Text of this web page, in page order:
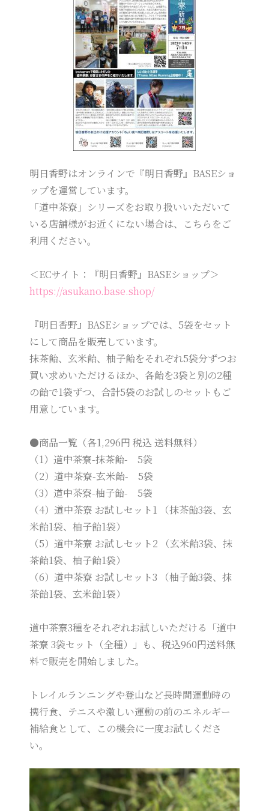
明日香野はオンラインで『明日香野』BASEショ
ップを運営しています。
「道中茶寮」シリーズをお取り扱いいただいて
いる店舗様がお近くにない場合は、こちらをご
利用ください。
＜ECサイト：『明日香野』BASEショップ＞
https://asukano.base.shop/
『明日香野』BASEショップでは、5袋をセット
にして商品を販売しています。
抹茶飴、玄米飴、柚子飴をそれぞれ5袋分ずつお
買い求めいただけるほか、各飴を3袋と別の2種
の飴で1袋ずつ、合計5袋のお試しのセットもご
用意しています。
●商品一覧（各1,296円 税込 送料無料）
（1）道中茶寮-抹茶飴- 5袋
（2）道中茶寮-玄米飴- 5袋
（3）道中茶寮-柚子飴- 5袋
（4）道中茶寮 お試しセット1 （抹茶飴3袋、玄
米飴1袋、柚子飴1袋）
（5）道中茶寮 お試しセット2 （玄米飴3袋、抹
茶飴1袋、柚子飴1袋）
（6）道中茶寮 お試しセット3 （柚子飴3袋、抹
茶飴1袋、玄米飴1袋）
道中茶寮3種をそれぞれお試しいただける「道中
茶寮 3袋セット（全種）」も、税込960円送料無
料で販売を開始しました。
トレイルランニングや登山など長時間運動時の
携行食、テニスや激しい運動の前のエネルギー
補給食として、この機会に一度お試しくださ
い。